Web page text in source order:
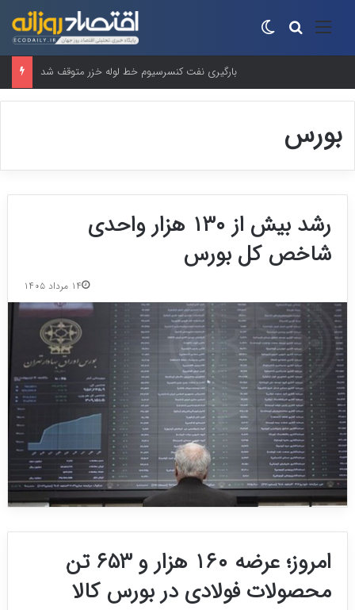
منو جستجو برای
بارگیری نفت کنسرسیوم خط لوله خزر متوقف شد
بورس
رشد بیش از ۱۳۰ هزار واحدی
شاخص کل بورس
۱۴ مرداد ۱۴۰۵
امروز؛ عرضه ۱۶۰ هزار و ۶۵۳ تن
محصولات فولادی در بورس کالا